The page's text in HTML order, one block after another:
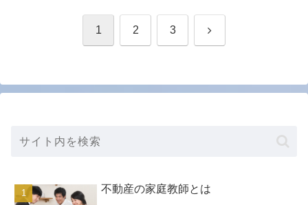
1 2 3 次
不動産の家庭教師とは